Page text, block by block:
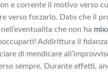
e corrente il motivo verso
verso forzarlo. Dato che il
che non ha
Addirittura il
di mendicare
sempre. Durante effetti,